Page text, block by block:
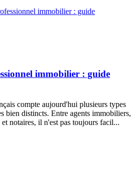
immobilier : guide
compte aujourd'hui plusieurs types
bien distincts. Entre agents immobiliers,
notaires, il n'est pas toujours facil...